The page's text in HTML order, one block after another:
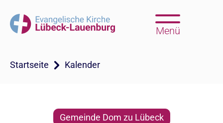
Menü
Startseite Kalender
Gemeinde Dom zu Lübeck